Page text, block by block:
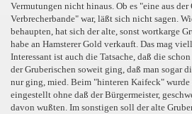
Vermutungen nicht hinaus. Ob es "eine aus der
Verbrecherbande" war, läßt sich nicht sagen.
behaupten, hat sich der alte, sonst wortkarge
habe an Hamsterer Gold verkauft. Das mag
Interessant ist auch die Tatsache, daß die
der Gruberischen soweit ging, daß man sogar
nur ging, mied. Beim "hinteren Kaifeck"
eingestellt ohne daß der Bürgermeister,
davon wußten. Im sonstigen soll der alte